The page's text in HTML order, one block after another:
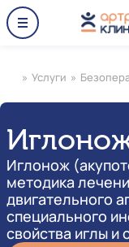
» Услуги »
Иглонож
методика
двигательного
специального
свойства иглы и